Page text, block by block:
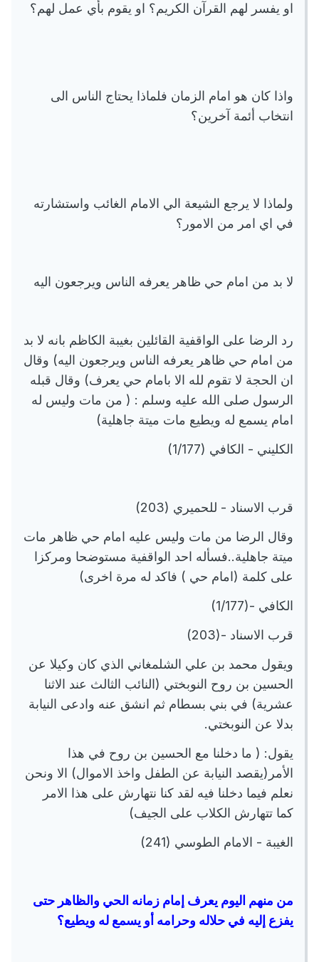
او يفسر لهم القرآن الكريم؟ او يقوم بأي عمل لهم؟
واذا كان هو امام الزمان فلماذا يحتاج الناس الى
انتخاب أئمة آخرين؟
ولماذا لا يرجع الشيعة الي الامام الغائب واستشارته
في اي امر من الامور؟
لا بد من امام حي ظاهر يعرفه الناس ويرجعون اليه
رد الرضا على الواقفية القائلين بغيبة الكاظم بانه لا بد
من امام حي ظاهر يعرفه الناس ويرجعون اليه) وقال
ان الحجة لا تقوم لله الا بامام حي يعرف) وقال قبله
الرسول صلى الله عليه وسلم : ( من مات وليس له
امام يسمع له ويطيع مات ميتة جاهلية)
الكليني - الكافي (1/177)
قرب الاسناد - للحميري (203)
وقال الرضا من مات وليس عليه امام حي ظاهر مات
ميتة جاهلية..فسأله احد الواقفية مستوضحا ومركزا
على كلمة (امام حي ) فاكد له مرة اخرى)
الكافي -(1/177)
قرب الاسناد -(203)
ويقول محمد بن علي الشلمغاني الذي كان وكيلا عن
الحسين بن روح النوبختي (النائب الثالث عند الاثنا
عشرية) في بني بسطام ثم انشق عنه وادعى النيابة
بدلا عن النوبختي.
يقول: ( ما دخلنا مع الحسين بن روح في هذا
الأمر(يقصد النيابة عن الطفل واخذ الاموال) الا ونحن
نعلم فيما دخلنا فيه لقد كنا نتهارش على هذا الامر
كما تتهارش الكلاب على الجيف)
الغيبة - الامام الطوسي (241)
من منهم اليوم يعرف إمام زمانه الحي والظاهر حتى
يفزع إليه في حلاله وحرامه أو يسمع له ويطيع؟